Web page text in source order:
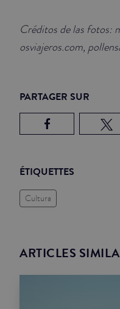
Créditos de las fotos:
osviajeros.com,
PARTAGER SUR
ÉTIQUETTES
Cultura
ARTICLES